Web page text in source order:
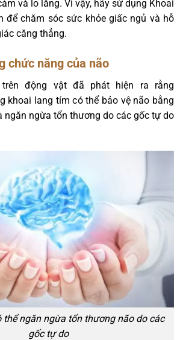
và lo lắng. Vì vậy, hãy sử dụng Khoai
để chăm sóc sức khỏe giấc ngủ và hỗ
căng thẳng.
chức năng của não
trên động vật đã phát hiện ra rằng
khoai lang tím có thể bảo vệ não bằng
ngăn ngừa tổn thương do các gốc tự do
thể ngăn ngừa tổn thương não do các
gốc tự do